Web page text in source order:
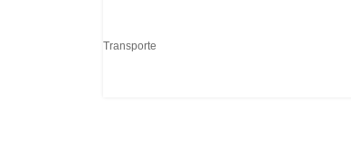
Transporte